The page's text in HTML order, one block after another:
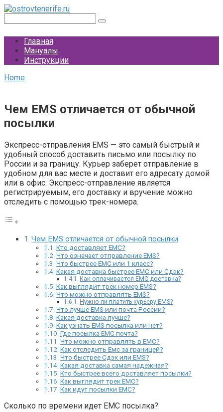
Перейти
контенту
Главная
Мануалы
Инструкции
Home
Чем EMS отличается от обычной
посылки
Экспресс-отправления EMS — это самый быстрый и
удобный способ доставить письмо или посылку по
России и за границу. Курьер заберет отправление в
удобном для вас месте и доставит его адресату домой
или в офис. Экспресс-отправление является
регистрируемым, его доставку и вручение можно
отследить с помощью трек-номера.
Чем EMS отличается от обычной посылки
Кто доставляет ЕМС?
Что означает отправление EMS?
Что быстрее ЕМС или 1 класс?
Какая доставка быстрее ЕМС или Сдэк?
Как оплачивается ЕМС доставка?
Как выглядит трек номер EMS?
Что можно отправлять EMS?
Нужно ли платить курьеру EMS?
Что лучше EMS или почта России?
Какая доставка лучше?
Как узнать EMS посылка или нет?
Где посылка ЕМС почта?
Что можно отправлять в ЕМС?
Как отследить Емс за границей?
Что быстрее Сдэк или EMS?
Какая доставка самая надежная?
Кто быстрее всего доставляет посылки?
Как выглядит трек ЕМС?
Как идут посылки ЕМС?
Сколько по времени идет ЕМС посылка?